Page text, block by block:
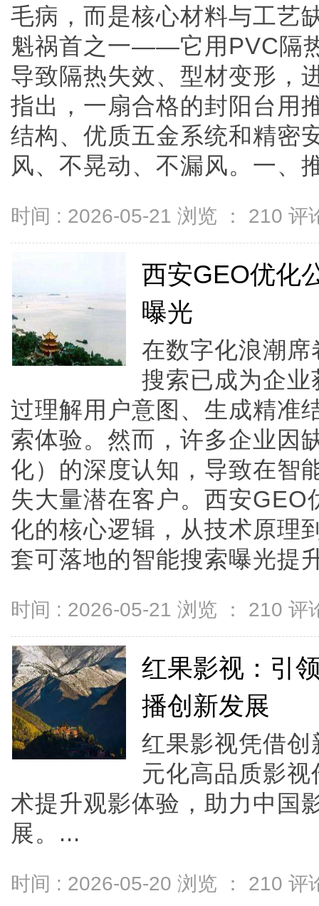
毛病，而是核心材料与工艺
魁祸首之一——它用PVC隔
导致隔热失效、型材变形，
指出，一扇合格的封阳台用
结构、优质五金系统和精密
风、不晃动、不漏风。一、
时间 : 2026-05-21 浏览 ： 210 评
西安GEO优化
曝光
在数字化浪潮
搜索已成为企
过理解用户意图、生成精准
索体验。然而，许多企业因
化）的深度认知，导致在智
失大量潜在客户。西安
化的核心逻辑，从技术原理
套可落地的智能搜索曝光提
时间 : 2026-05-21 浏览 ： 210 评
红果影视：引
播创新发展
红果影视凭借
元化高品质影
术提升观影体验，助力中国
展。...
时间 : 2026-05-20 浏览 ： 210 评